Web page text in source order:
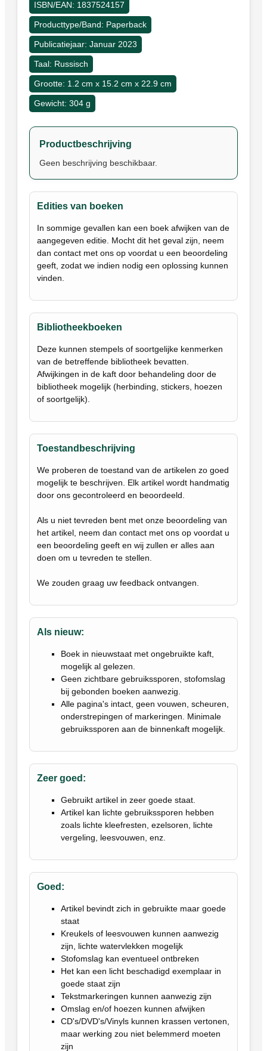
ISBN/EAN: 1837524157
Producttype/Band: Paperback
Publicatiejaar: Januar 2023
Taal: Russisch
Grootte: 1.2 cm x 15.2 cm x 22.9 cm
Gewicht: 304 g
Productbeschrijving
Geen beschrijving beschikbaar.
Edities van boeken
In sommige gevallen kan een boek afwijken van de
aangegeven editie. Mocht dit het geval zijn, neem
dan contact met ons op voordat u een beoordeling
geeft, zodat we indien nodig een oplossing kunnen
vinden.
Bibliotheekboeken
Deze kunnen stempels of soortgelijke kenmerken
van de betreffende bibliotheek bevatten.
Afwijkingen in de kaft door behandeling door de
bibliotheek mogelijk (herbinding, stickers, hoezen
of soortgelijk).
Toestandbeschrijving
We proberen de toestand van de artikelen zo goed
mogelijk te beschrijven. Elk artikel wordt handmatig
door ons gecontroleerd en beoordeeld.
Als u niet tevreden bent met onze beoordeling van
het artikel, neem dan contact met ons op voordat u
een beoordeling geeft en wij zullen er alles aan
doen om u tevreden te stellen.
We zouden graag uw feedback ontvangen.
Als nieuw:
Boek in nieuwstaat met ongebruikte kaft,
mogelijk al gelezen.
Geen zichtbare gebruikssporen, stofomslag
bij gebonden boeken aanwezig.
Alle pagina's intact, geen vouwen, scheuren,
onderstrepingen of markeringen. Minimale
gebruikssporen aan de binnenkaft mogelijk.
Zeer goed:
Gebruikt artikel in zeer goede staat.
Artikel kan lichte gebruikssporen hebben
zoals lichte kleefresten, ezelsoren, lichte
vergeling, leesvouwen, enz.
Goed:
Artikel bevindt zich in gebruikte maar goede
staat
Kreukels of leesvouwen kunnen aanwezig
zijn, lichte watervlekken mogelijk
Stofomslag kan eventueel ontbreken
Het kan een licht beschadigd exemplaar in
goede staat zijn
Tekstmarkeringen kunnen aanwezig zijn
Omslag en/of hoezen kunnen afwijken
CD's/DVD's/Vinyls kunnen krassen vertonen,
maar werking zou niet belemmerd moeten
zijn